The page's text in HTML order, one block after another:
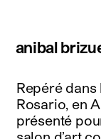
anibal
Repéré
Rosario, en
présenté